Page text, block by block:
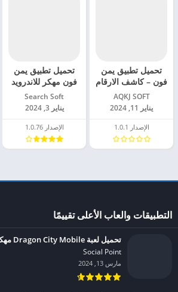
تحميل تطبيق يمن
فون – كاشف الارقام
اليمنية مهكر
للاندرويد 2024
AQKJ SOFT‏
يناير 11, 2024
الإصدار 1.0.1
تحميل تطبيق يمن
فون مهكر للاندرويد
2024
Search Soft‏
يناير 3, 2024
الإصدار 1.0.76
التطبيقات والعاب الأعلى تقييمًا
تحميل لعبة Dragon City Mobile مهكرة للاندرويد 2024
Social Point‏
مارس 13, 2024